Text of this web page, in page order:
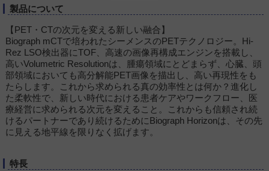
製品について
【PET・CTの次元を変える新しい融合】
Biograph mCTで培われたシーメンスのPETテクノロジー。Hi-
Rez LSO検出器にTOF、高速の画像再構成エンジンを搭載し、
高いVolumetric Resolutionは、腫瘍領域にとどまらず、心臓、頭
部領域においても高分解能PET画像を描出し、高い再現性をも
たらします。これから求められる真の効率性とは何か？進化し
た柔軟性で、新しい時代における患者ケアやワークフロー、医
療経営に求められる次元を変えること。これからも信頼され続
けるパートナーであり続けるためにBiograph Horizonは、その先
に見える地平線を限りなく拡げます。
特長